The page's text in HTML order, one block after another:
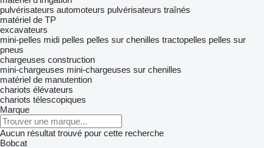
pulvérisateurs automoteurs pulvérisateurs traînés
matériel de TP
excavateurs
mini-pelles midi pelles pelles sur chenilles tractopelles pelles sur
pneus
chargeuses construction
mini-chargeuses mini-chargeuses sur chenilles
matériel de manutention
chariots élévateurs
chariots télescopiques
Marque
Aucun résultat trouvé pour cette recherche
Bobcat